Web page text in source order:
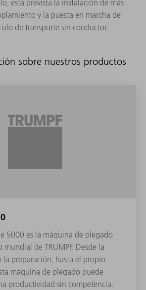
está prevista la instalación de más
y la puesta en marcha de
de transporte sin conductor.
sobre nuestros productos
5000 es la máquina de plegado
de TRUMPF. Desde la
la preparación, hasta el propio
máquina de plegado puede
productividad sin competencia.